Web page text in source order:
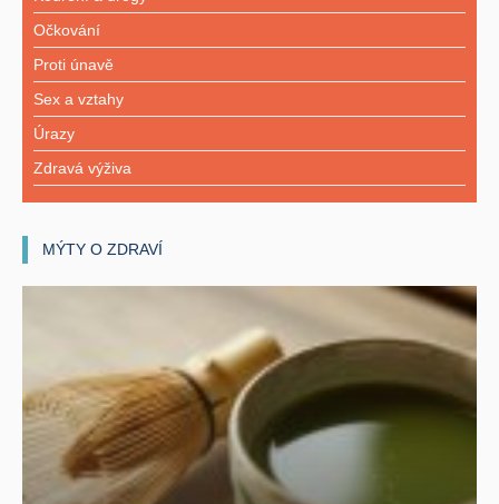
Očkování
Proti únavě
Sex a vztahy
Úrazy
Zdravá výživa
MÝTY O ZDRAVÍ